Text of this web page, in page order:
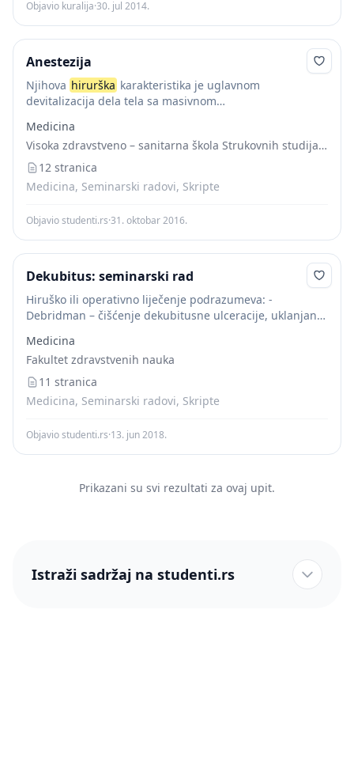
Objavio kuralija·30. jul 2014.
Anestezija
Njihova hirurška karakteristika je uglavnom
devitalizacija dela tela sa masivnom
već su potrebni reparatorni hirurški postupci. 4
HRONIČNE RANE Hroničnim ranama nazivaju se rane...
Medicina
Visoka zdravstveno – sanitarna škola Strukovnih studija “VISAN”
12 stranica
Medicina, Seminarski radovi, Skripte
Objavio studenti.rs·31. oktobar 2016.
Dekubitus: seminarski rad
Hiruško ili operativno liječenje podrazumeva: -
Debridman – čišćenje dekubitusne ulceracije, uklanjanje
materijala iz rane. Cilj je pretvaranje hronične rane u
akutnu...
Medicina
Fakultet zdravstvenih nauka
11 stranica
Medicina, Seminarski radovi, Skripte
Objavio studenti.rs·13. jun 2018.
Prikazani su svi rezultati za ovaj upit.
Istraži sadržaj na studenti.rs